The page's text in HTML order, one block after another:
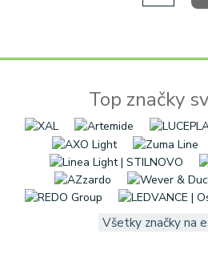
Top značky
Všetky značky na